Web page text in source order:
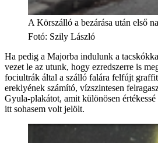
A Körszálló a bezárása után első
Fotó: Szily László
Ha pedig a Majorba indulunk a
vezet le az utunk, hogy ezredszerre is
fociultrák által a szálló falára felfújt
ereklyének számító, vízszintesen
Gyula-plakátot, amit különösen
itt sohasem volt jelölt.